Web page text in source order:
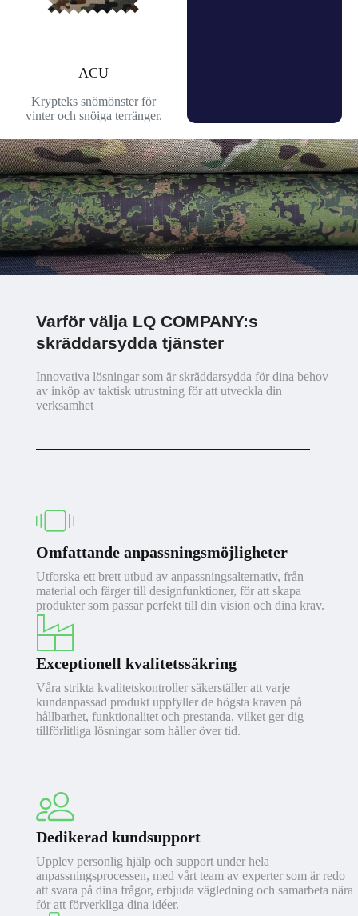
ACU
Krypteks snömönster för
vinter och snöiga terränger.
Varför välja LQ COMPANY:s
skräddarsydda tjänster
Innovativa lösningar som är skräddarsydda för dina behov
av inköp av taktisk utrustning för att utveckla din
verksamhet
Omfattande anpassningsmöjligheter
Utforska ett brett utbud av anpassningsalternativ, från
material och färger till designfunktioner, för att skapa
produkter som passar perfekt till din vision och dina krav.
Exceptionell kvalitetssäkring
Våra strikta kvalitetskontroller säkerställer att varje
kundanpassad produkt uppfyller de högsta kraven på
hållbarhet, funktionalitet och prestanda, vilket ger dig
tillförlitliga lösningar som håller över tid.
Dedikerad kundsupport
Upplev personlig hjälp och support under hela
anpassningsprocessen, med vårt team av experter som är redo
att svara på dina frågor, erbjuda vägledning och samarbeta nära
för att förverkliga dina idéer.